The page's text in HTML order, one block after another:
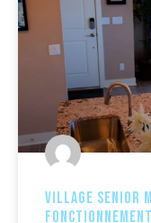
Village senior